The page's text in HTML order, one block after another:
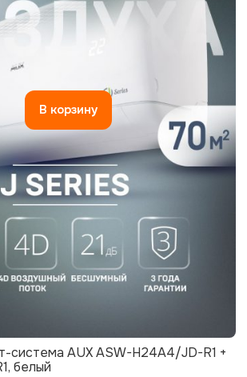
В корзину
система AUX ASW-H24A4/JD-R1 +
белый